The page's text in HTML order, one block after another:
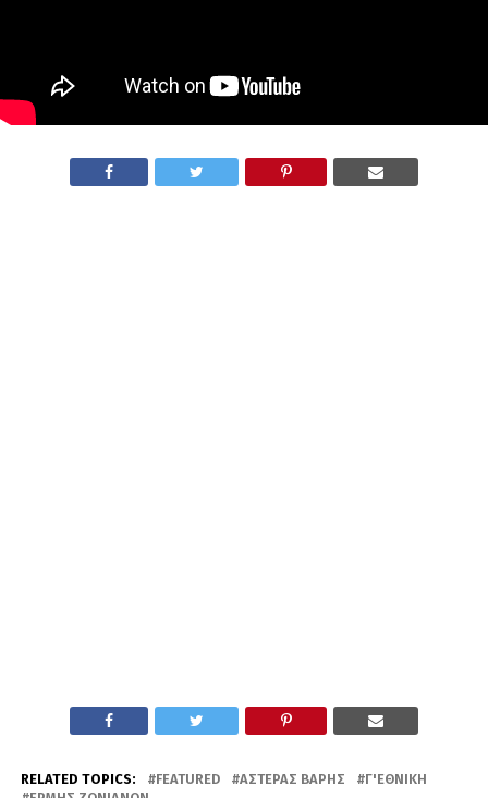
RELATED TOPICS: FEATURED ΑΣΤΈΡΑΣ ΒΆΡΗΣ
Γ'ΕΘΝΙΚΉ